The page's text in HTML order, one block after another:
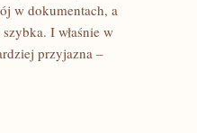
w dokumentach, a
I właśnie w
przyjazna –